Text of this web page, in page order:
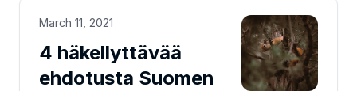
March 11, 2021
4 häkellyttävää
ehdotusta Suomen